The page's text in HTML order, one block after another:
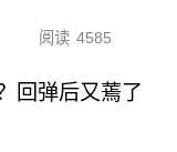
阅读 4585
回弹后又蔫了